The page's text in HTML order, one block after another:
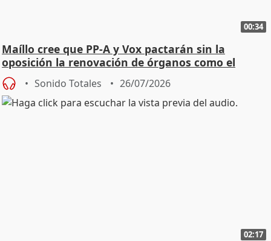
00:34
Maíllo cree que PP-A y Vox pactarán sin la
oposición la renovación de órganos como el
Defensor
Sonido Totales 26/07/2026
02:17